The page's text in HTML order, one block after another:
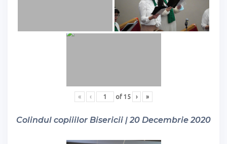
« ‹ of 15 › »
Colindul copiiilor Bisericii | 20 Decembrie 2020